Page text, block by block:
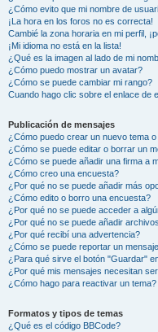
¿Cómo evito que mi nombre de
¡La hora en los foros no es correcta!
Cambié la zona horaria en mi perfil,
¡Mi idioma no está en la lista!
¿Qué es la imagen al lado de mi
¿Cómo puedo mostrar un avatar?
¿Cómo se puede cambiar mi rango?
Cuando hago clic sobre el enlace de
Publicación de mensajes
¿Cómo puedo crear un nuevo tema
¿Cómo se puede editar o borrar un
¿Cómo se puede añadir una firma a
¿Cómo creo una encuesta?
¿Por qué no se puede añadir más
¿Cómo edito o borro una encuesta?
¿Por qué no se puede acceder a
¿Por qué no se puede añadir
¿Por qué recibí una advertencia?
¿Cómo se puede reportar un
¿Para qué sirve el botón "Guardar"
¿Por qué mis mensajes necesitan
¿Cómo hago para reactivar un tema?
Formatos y tipos de temas
¿Qué es el código BBCode?